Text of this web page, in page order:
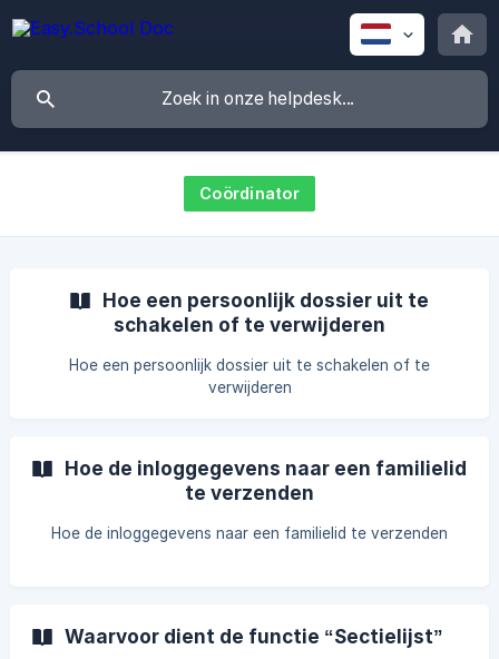
Coördinator
Hoe een persoonlijk dossier uit te
schakelen of te verwijderen
Hoe een persoonlijk dossier uit te schakelen of te
verwijderen
Hoe de inloggegevens naar een familielid
te verzenden
Hoe de inloggegevens naar een familielid te verzenden
Waarvoor dient de functie “Sectielijst”